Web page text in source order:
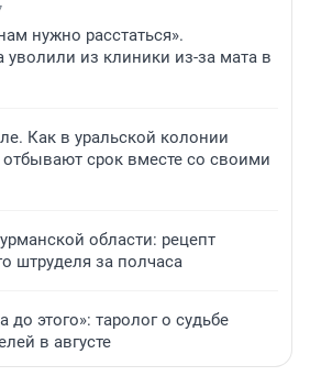
нужно расстаться».
уволили из клиники из-за мата в
Как в уральской колонии
срок вместе со своими
области: рецепт
штруделя за полчаса
до этого»: таролог о судьбе
в августе